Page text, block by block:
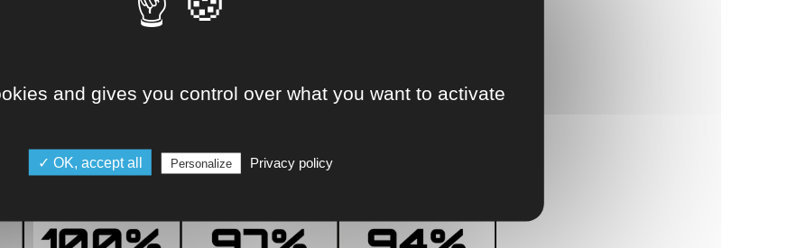
and gives you control over what you want to activate
✓ OK, accept all Personalize Privacy policy